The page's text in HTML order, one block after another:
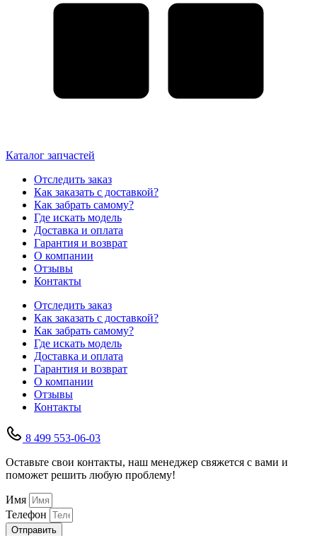
Каталог запчастей
Отследить заказ
Как заказать с доставкой?
Как забрать самому?
Где искать модель
Доставка и оплата
Гарантия и возврат
О компании
Отзывы
Контакты
Отследить заказ
Как заказать с доставкой?
Как забрать самому?
Где искать модель
Доставка и оплата
Гарантия и возврат
О компании
Отзывы
Контакты
8 499 553-06-03
Оставьте свои контакты, наш менеджер свяжется с вами и
поможет решить любую проблему!
Имя
Телефон
Отправить